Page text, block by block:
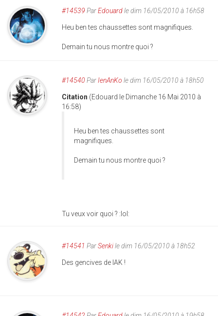
#14539 ParEdouardle dim 16/05/2010 à 16h58
Heu ben tes chaussettes sont magnifiques.
Demain tu nous montre quoi ?
#14540 ParIenAnKo le dim 16/05/2010 à 18h50
Citation (Edouard le Dimanche 16 Mai 2010 à
16:58)
Heu ben tes chaussettes sont
magnifiques.
Demain tu nous montre quoi ?
Tu veux voir quoi ? :lol:
#14541 ParSenkile dim 16/05/2010 à 18h52
Des gencives de IAK !